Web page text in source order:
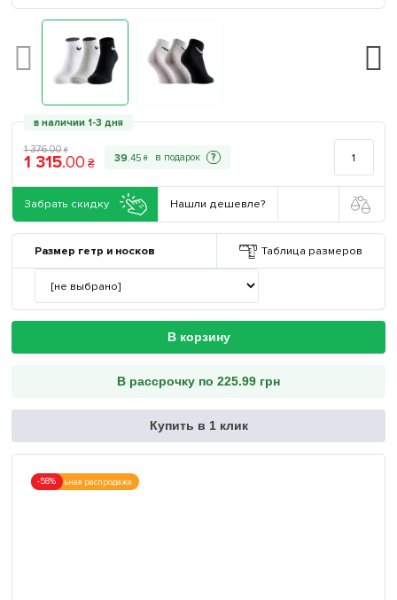
в наличии 1-3 дня
1 376.00 ₴
1 315.00 ₴ 39.45 ₴ ?
Забрать скидку Нашли дешевле?
Размер гетр и носков Таблица размеров
В корзину
В рассрочку по 225.99 грн
Купить в 1 клик
Финальная распродажа
-58%